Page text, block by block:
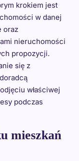
krokiem jest
w danej
oraz
nieruchomości
propozycji.
się z
właściwej
podczas
mieszkań